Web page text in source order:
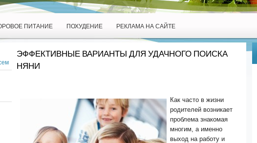
ПИТАНИЕ ПОХУДЕНИЕ РЕКЛАМА НА САЙТЕ
ЭФФЕКТИВНЫЕ ВАРИАНТЫ ДЛЯ УДАЧНОГО ПОИСКА
НЯНИ
Как часто в жизни
родителей возникает
проблема знакомая
многим, а именно
выход на работу и